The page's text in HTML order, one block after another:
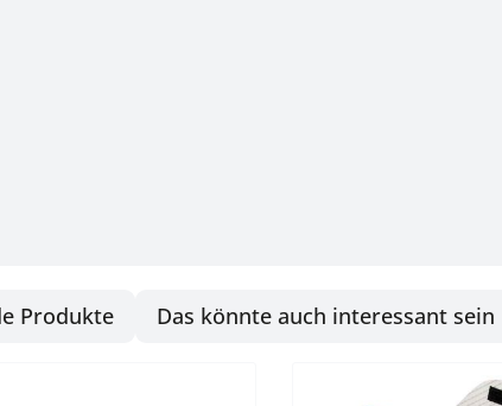
Produkte Das könnte auch interessant sein